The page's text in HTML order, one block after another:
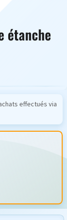
étanche
effectués via